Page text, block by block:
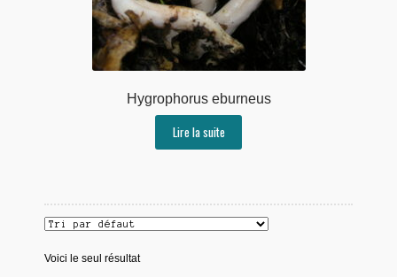
Hygrophorus eburneus
Lire la suite
Voici le seul résultat